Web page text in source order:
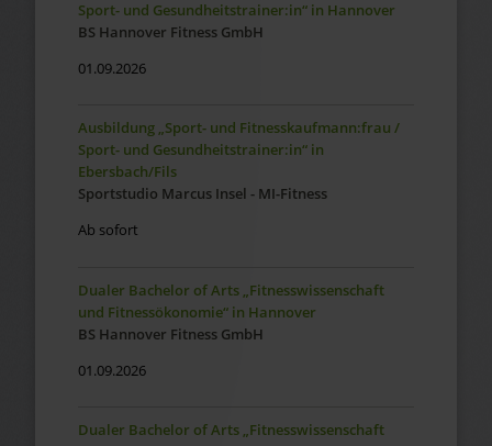
Sport- und Gesundheitstrainer:in“ in Hannover
BS Hannover Fitness GmbH
01.09.2026
Ausbildung „Sport- und Fitnesskaufmann:frau /
Sport- und Gesundheitstrainer:in“ in
Ebersbach/Fils
Sportstudio Marcus Insel - MI-Fitness
Ab sofort
Dualer Bachelor of Arts „Fitnesswissenschaft
und Fitnessökonomie“ in Hannover
BS Hannover Fitness GmbH
01.09.2026
Dualer Bachelor of Arts „Fitnesswissenschaft